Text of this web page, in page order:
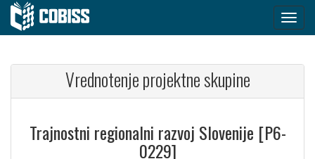
Vrednotenje projektne skupine
Trajnostni regionalni razvoj Slovenije [P6-
0229]